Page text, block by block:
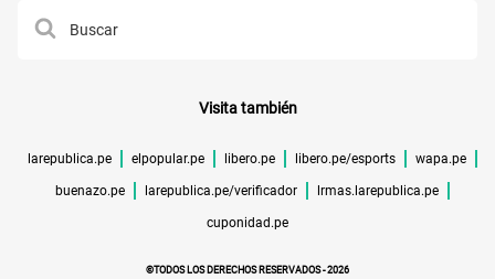
Visita también
larepublica.pe elpopular.pe libero.pe libero.pe/esports wapa.pe
buenazo.pe larepublica.pe/verificador lrmas.larepublica.pe
cuponidad.pe
©TODOS LOS DERECHOS RESERVADOS -2026